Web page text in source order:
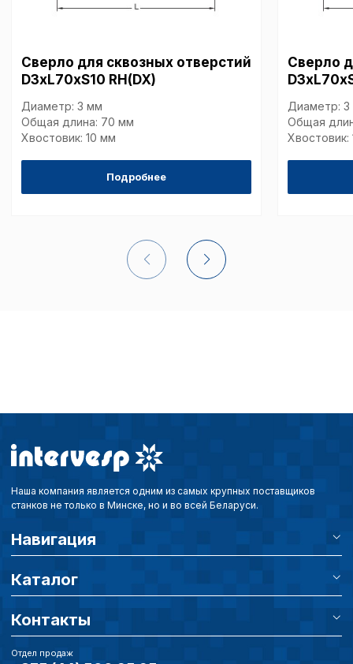
Сверло для сквозных отверстий
D3xL70xS10 RH(DX)
Диаметр: 3 мм
Общая длина: 70 мм
Хвостовик: 10 мм
Подробнее
Сверло
Диаметр:
Общая
Хвостовик:
Наша компания является одним из самых крупных поставщиков
станков не только в Минске, но и во всей Беларуси.
Навигация
Каталог
Контакты
Отдел продаж
настроек cookie».
можете ознакомиться с
обработки
списком файлов cookie,
описание и сроки
пользователей.